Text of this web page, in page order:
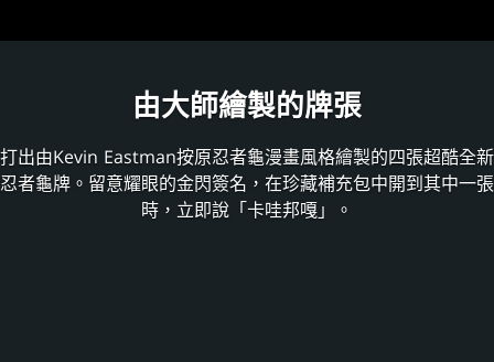
由大師繪製的牌張
打出由Kevin Eastman按原忍者龜漫畫風格繪製的四張超酷全新
忍者龜牌。留意耀眼的金閃簽名，在珍藏補充包中開到其中一張
時，立即說「卡哇邦嘎」。